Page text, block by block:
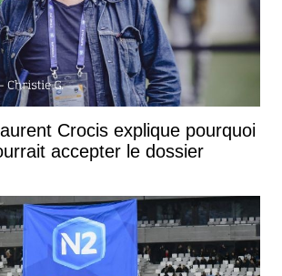
Crocis explique pourquoi
accepter le dossier